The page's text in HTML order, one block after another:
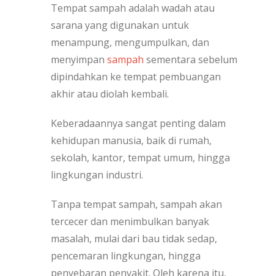
Tempat sampah adalah wadah atau
sarana yang digunakan untuk
menampung, mengumpulkan, dan
menyimpan sampah sementara sebelum
dipindahkan ke tempat pembuangan
akhir atau diolah kembali.
Keberadaannya sangat penting dalam
kehidupan manusia, baik di rumah,
sekolah, kantor, tempat umum, hingga
lingkungan industri.
Tanpa tempat sampah, sampah akan
tercecer dan menimbulkan banyak
masalah, mulai dari bau tidak sedap,
pencemaran lingkungan, hingga
penyebaran penyakit. Oleh karena itu,